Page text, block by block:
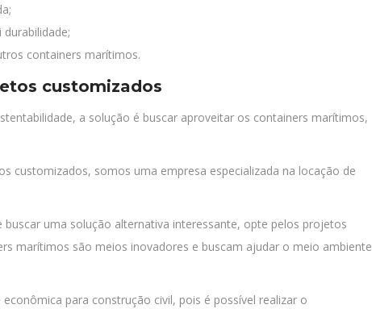
containers marítimos.
customizados
a solução é buscar aproveitar os containers marítimos,
customizados, somos uma empresa especializada na locação de
uma solução alternativa interessante, opte pelos projetos
marítimos são meios inovadores e buscam ajudar o meio ambiente
para construção civil, pois é possível realizar o